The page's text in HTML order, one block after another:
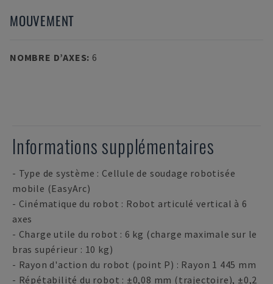
MOUVEMENT
NOMBRE D’AXES: 6
Informations supplémentaires
- Type de système : Cellule de soudage robotisée
mobile (EasyArc)
- Cinématique du robot : Robot articulé vertical à 6
axes
- Charge utile du robot : 6 kg (charge maximale sur le
bras supérieur : 10 kg)
- Rayon d'action du robot (point P) : Rayon 1 445 mm
- Répétabilité du robot : ±0,08 mm (trajectoire), ±0,2